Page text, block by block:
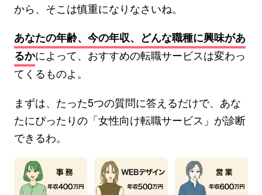
から、そこは慎重になりなさいね。
あなたの年齢、今の年収、どんな職種に興味があ
るかによって、おすすめの転職サービスは変わっ
てくるものよ。
まずは、たった5つの質問に答えるだけで、あな
たにぴったりの「女性向け転職サービス」が診断
できるわ。